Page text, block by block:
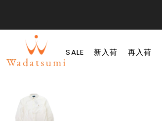
SALE 新入荷 再入荷